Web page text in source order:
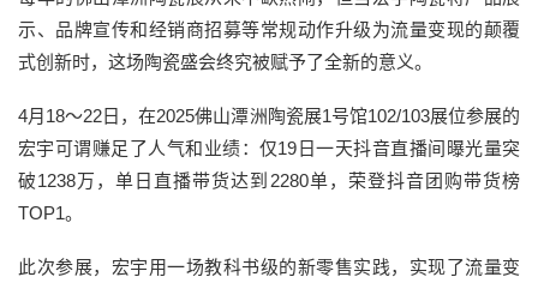
示、品牌宣传和经销商招募等常规动作升级为流量变现的颠覆
式创新时，这场陶瓷盛会终究被赋予了全新的意义。
4月18～22日，在2025佛山潭洲陶瓷展1号馆102/103展位参展的
宏宇可谓赚足了人气和业绩：仅19日一天抖音直播间曝光量突
破1238万，单日直播带货达到2280单，荣登抖音团购带货榜
TOP1。
此次参展，宏宇用一场教科书级的新零售实践，实现了流量变